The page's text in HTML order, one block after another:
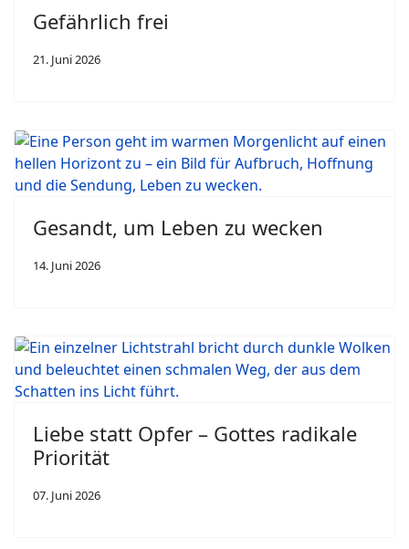
Gefährlich frei
21. Juni 2026
Gesandt, um Leben zu wecken
14. Juni 2026
Liebe statt Opfer – Gottes radikale
Priorität
07. Juni 2026